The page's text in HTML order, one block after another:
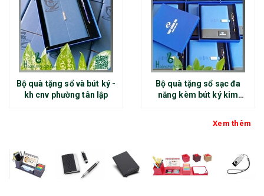
Bộ quà tặng sổ và bút ký -
kh cnv phường tân lập
Bộ quà tặng sổ sạc đa
năng kèm bút ký kim
Xem thêm